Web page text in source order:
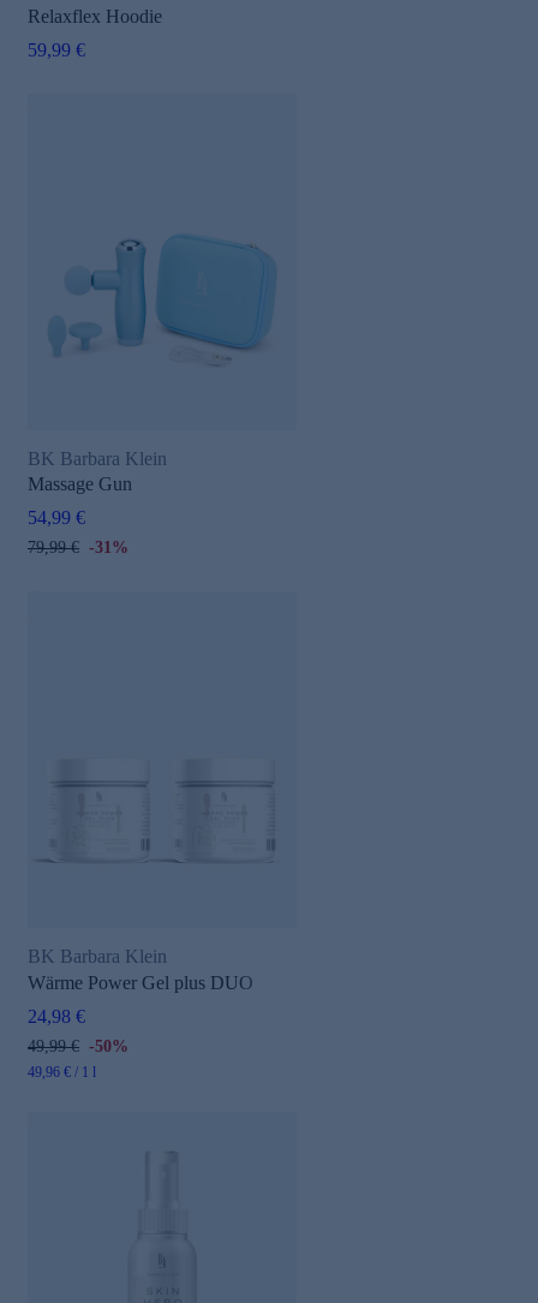
Relaxflex Hoodie
59,99 €
BK Barbara Klein
Massage Gun
54,99 €
79,99 € -31%
BK Barbara Klein
Wärme Power Gel plus DUO
24,98 €
49,99 € -50%
49,96 € / 1 l